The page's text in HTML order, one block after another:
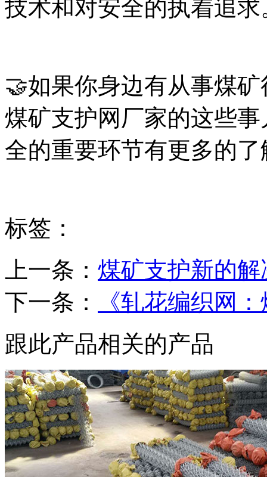
技术和对安全的执着追求
🤝如果你身边有从事煤
煤矿支护网厂家的这些
全的重要环节有更多的了
标签：
上一条： 煤矿支护新的
下一条：
《轧花编织网
跟此产品相关的产品